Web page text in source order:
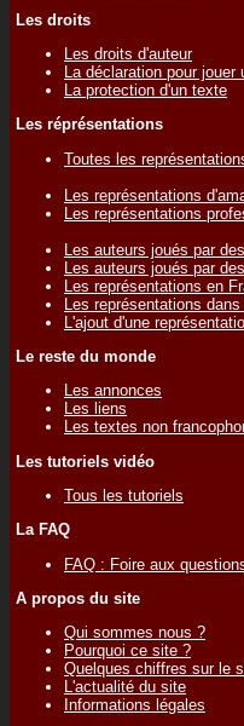
Les droits
Les droits d'auteur
La déclaration pour jouer
La protection d'un texte
Les réprésentations
Toutes les
Les représentations
Les représentations
Les auteurs joués par
Les auteurs joués par
Les représentations en
Les représentations
L'ajout d'une
Le reste du monde
Les annonces
Les liens
Les textes non
Les tutoriels vidéo
Tous les tutoriels
La FAQ
FAQ : Foire aux
A propos du site
Qui sommes nous ?
Pourquoi ce site ?
Quelques chiffres sur le
L'actualité du site
Informations légales